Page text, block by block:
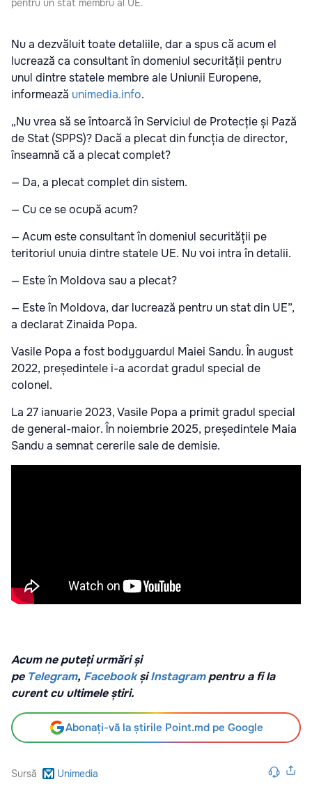
Nu a dezvăluit toate detaliile, dar a spus că acum el
lucrează ca consultant în domeniul securității pentru
unul dintre statele membre ale Uniunii Europene,
informează unimedia.info.
„Nu vrea să se întoarcă în Serviciul de Protecție și Pază
de Stat (SPPS)? Dacă a plecat din funcția de director,
înseamnă că a plecat complet?
— Da, a plecat complet din sistem.
— Cu ce se ocupă acum?
— Acum este consultant în domeniul securității pe
teritoriul unuia dintre statele UE. Nu voi intra în detalii.
— Este în Moldova sau a plecat?
— Este în Moldova, dar lucrează pentru un stat din UE”,
a declarat Zinaida Popa.
Vasile Popa a fost bodyguardul Maiei Sandu. În august
2022, președintele i-a acordat gradul special de
colonel.
La 27 ianuarie 2023, Vasile Popa a primit gradul special
de general-maior. În noiembrie 2025, președintele Maia
Sandu a semnat cererile sale de demisie.
Acum ne puteți urmări și
pe Telegram, Facebook șiInstagrampentru a fi la
curent cu ultimele știri.
Abonați-vă la știrile Point.md pe Google
Sursă Unimedia